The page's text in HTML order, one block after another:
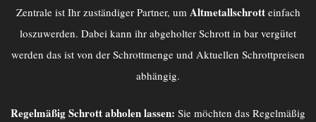
Zentraleist Ihr zuständiger Partner, um Altmetallschrott einfach
loszuwerden. Dabei kann ihr abgeholter Schrott in bar vergütet
werden das ist von der Schrottmenge und Aktuellen Schrottpreisen
abhängig.
Regelmäßig Schrott abholen lassen: Sie möchten das Regelmäßig